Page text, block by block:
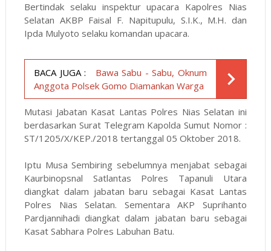
Bertindak selaku inspektur upacara Kapolres Nias
Selatan AKBP Faisal F. Napitupulu, S.I.K., M.H. dan
Ipda Mulyoto selaku komandan upacara.
BACA JUGA :
Bawa Sabu - Sabu, Oknum
Anggota Polsek Gomo Diamankan Warga
Mutasi Jabatan Kasat Lantas Polres Nias Selatan ini
berdasarkan Surat Telegram Kapolda Sumut Nomor :
ST/1205/X/KEP./2018 tertanggal 05 Oktober 2018.
Iptu Musa Sembiring sebelumnya menjabat sebagai
Kaurbinopsnal Satlantas Polres Tapanuli Utara
diangkat dalam jabatan baru sebagai Kasat Lantas
Polres Nias Selatan. Sementara AKP Suprihanto
Pardjannihadi diangkat dalam jabatan baru sebagai
Kasat Sabhara Polres Labuhan Batu.